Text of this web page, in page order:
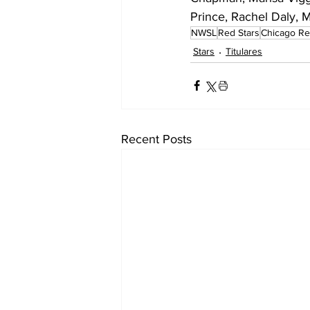
Prince, Rachel Daly,
NWSL Red StarsChicago
Stars
Titulares
Recent Posts